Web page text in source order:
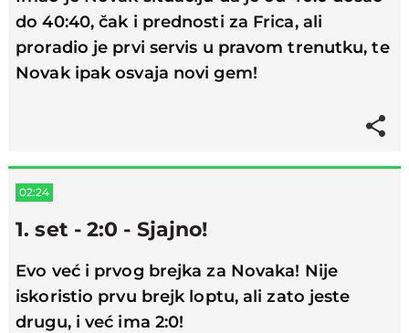
do 40:40, čak i prednosti za Frica, ali
proradio je prvi servis u pravom trenutku, te
Novak ipak osvaja novi gem!
02:24
1. set - 2:0 - Sjajno!
Evo već i prvog brejka za Novaka! Nije
iskoristio prvu brejk loptu, ali zato jeste
drugu, i već ima 2:0!